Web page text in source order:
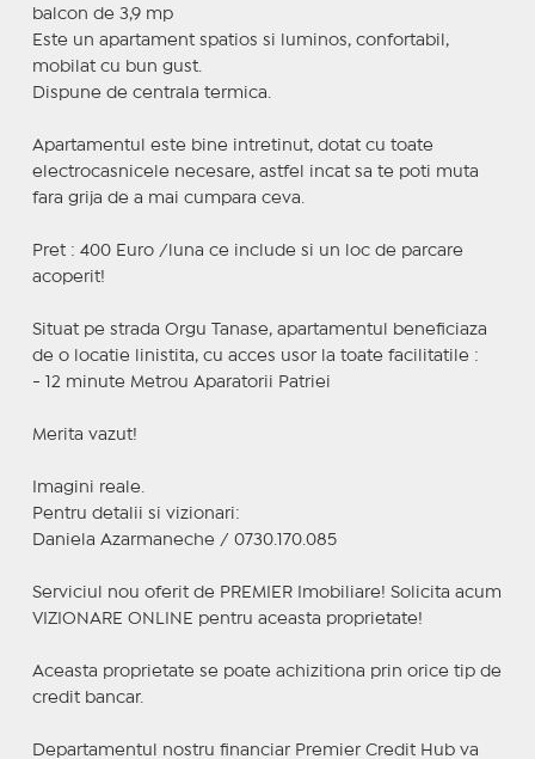
balcon de 3,9 mp
Este un apartament spatios si luminos, confortabil,
mobilat cu bun gust.
Dispune de centrala termica.
Apartamentul este bine intretinut, dotat cu toate
electrocasnicele necesare, astfel incat sa te poti muta
fara grija de a mai cumpara ceva.
Pret : 400 Euro /luna ce include si un loc de parcare
acoperit!
Situat pe strada Orgu Tanase, apartamentul beneficiaza
de o locatie linistita, cu acces usor la toate facilitatile :
- 12 minute Metrou Aparatorii Patriei
Merita vazut!
Imagini reale.
Pentru detalii si vizionari:
Daniela Azarmaneche / 0730.170.085
Serviciul nou oferit de PREMIER Imobiliare! Solicita acum
VIZIONARE ONLINE pentru aceasta proprietate!
Aceasta proprietate se poate achizitiona prin orice tip de
credit bancar.
Departamentul nostru financiar Premier Credit Hub va